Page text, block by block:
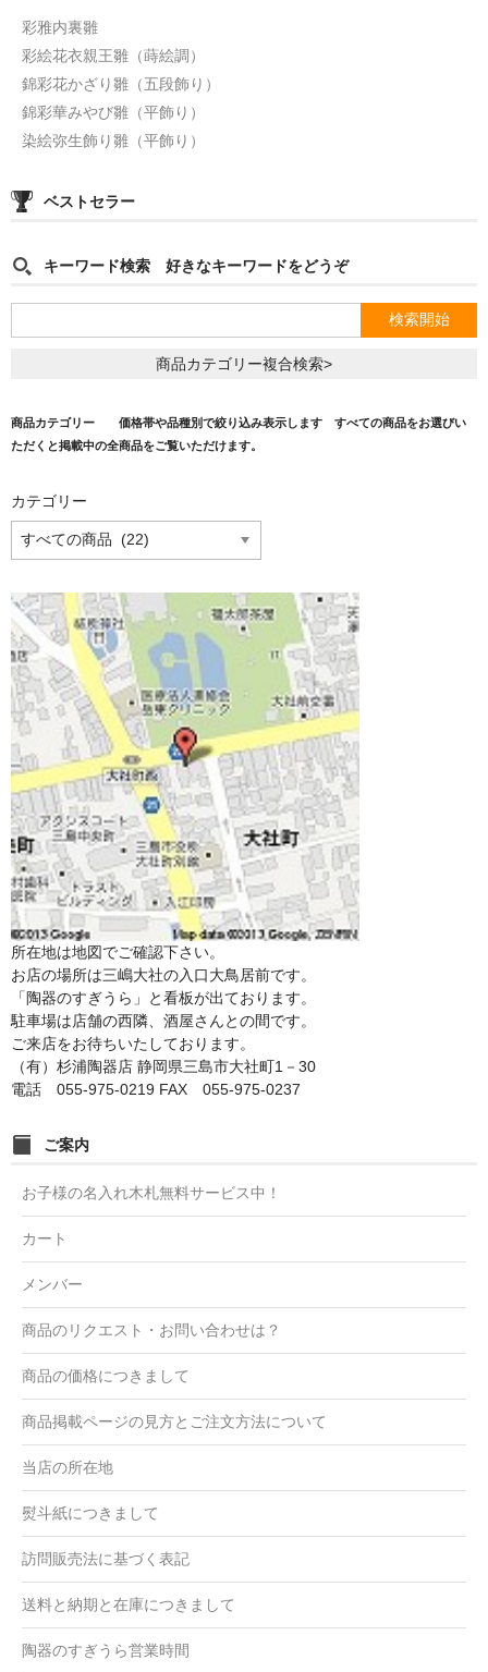
彩雅内裏雛
彩絵花衣親王雛（蒔絵調）
錦彩花かざり雛（五段飾り）
錦彩華みやび雛（平飾り）
染絵弥生飾り雛（平飾り）
ベストセラー
キーワード検索 好きなキーワードをどうぞ
商品カテゴリー複合検索>
商品カテゴリー　　価格帯や品種別で絞り込み表示します　すべての商品をお選びい
ただくと掲載中の全商品をご覧いただけます。
カテゴリー
所在地は地図でご確認下さい。
お店の場所は三嶋大社の入口大鳥居前です。
「陶器のすぎうら」と看板が出ております。
駐車場は店舗の西隣、酒屋さんとの間です。
ご来店をお待ちいたしております。
（有）杉浦陶器店 静岡県三島市大社町1－30
電話 055-975-0219 FAX 055-975-0237
ご案内
お子様の名入れ木札無料サービス中！
カート
メンバー
商品のリクエスト・お問い合わせは？
商品の価格につきまして
商品掲載ページの見方とご注文方法について
当店の所在地
熨斗紙につきまして
訪問販売法に基づく表記
送料と納期と在庫につきまして
陶器のすぎうら営業時間